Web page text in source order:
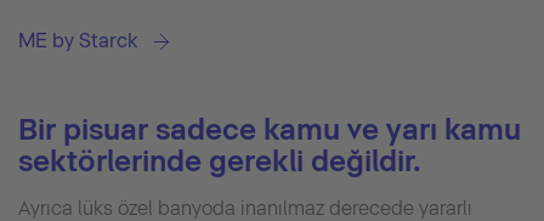
ME by Starck
Bir pisuar sadece kamu ve yarı kamu
sektörlerinde gerekli değildir.
Ayrıca lüks özel banyoda inanılmaz derecede yararlı